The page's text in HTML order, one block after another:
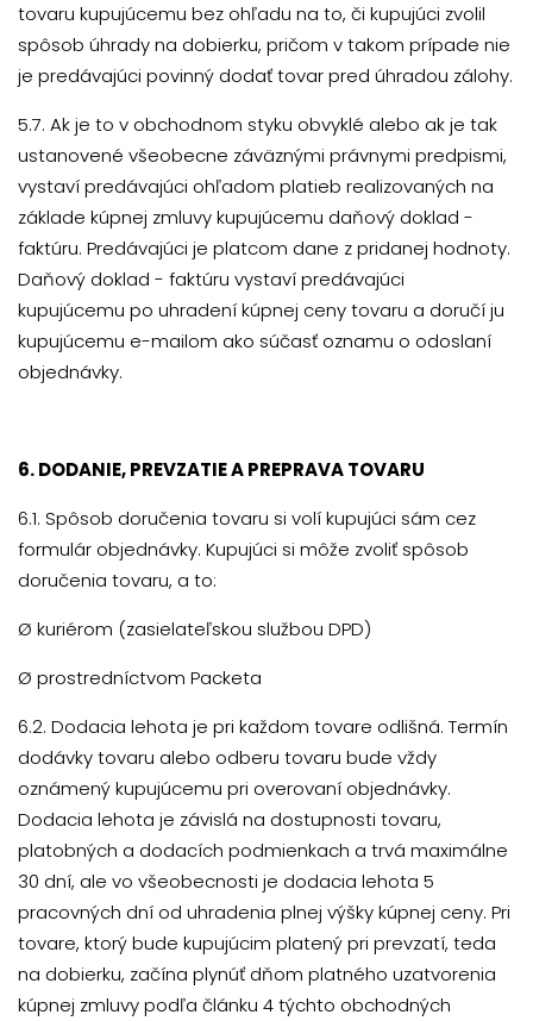
tovaru kupujúcemu bez ohľadu na to, či kupujúci zvolil
spôsob úhrady na dobierku, pričom v takom prípade nie
je predávajúci povinný dodať tovar pred úhradou zálohy.
5.7. Ak je to v obchodnom styku obvyklé alebo ak je tak
ustanovené všeobecne záväznými právnymi predpismi,
vystaví predávajúci ohľadom platieb realizovaných na
základe kúpnej zmluvy kupujúcemu daňový doklad -
faktúru. Predávajúci je platcom dane z pridanej hodnoty.
Daňový doklad - faktúru vystaví predávajúci
kupujúcemu po uhradení kúpnej ceny tovaru a doručí ju
kupujúcemu e-mailom ako súčasť oznamu o odoslaní
objednávky.
6. DODANIE, PREVZATIE A PREPRAVA TOVARU
6.1. Spôsob doručenia tovaru si volí kupujúci sám cez
formulár objednávky. Kupujúci si môže zvoliť spôsob
doručenia tovaru, a to:
Ø kuriérom (zasielateľskou službou DPD)
Ø prostredníctvom Packeta
6.2. Dodacia lehota je pri každom tovare odlišná. Termín
dodávky tovaru alebo odberu tovaru bude vždy
oznámený kupujúcemu pri overovaní objednávky.
Dodacia lehota je závislá na dostupnosti tovaru,
platobných a dodacích podmienkach a trvá maximálne
30 dní, ale vo všeobecnosti je dodacia lehota 5
pracovných dní od uhradenia plnej výšky kúpnej ceny. Pri
tovare, ktorý bude kupujúcim platený pri prevzatí, teda
na dobierku, začína plynúť dňom platného uzatvorenia
kúpnej zmluvy podľa článku 4 týchto obchodných